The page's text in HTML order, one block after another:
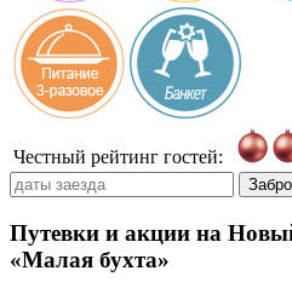
Честный рейтинг гостей:
Путевки и акции на
«Малая бухта»